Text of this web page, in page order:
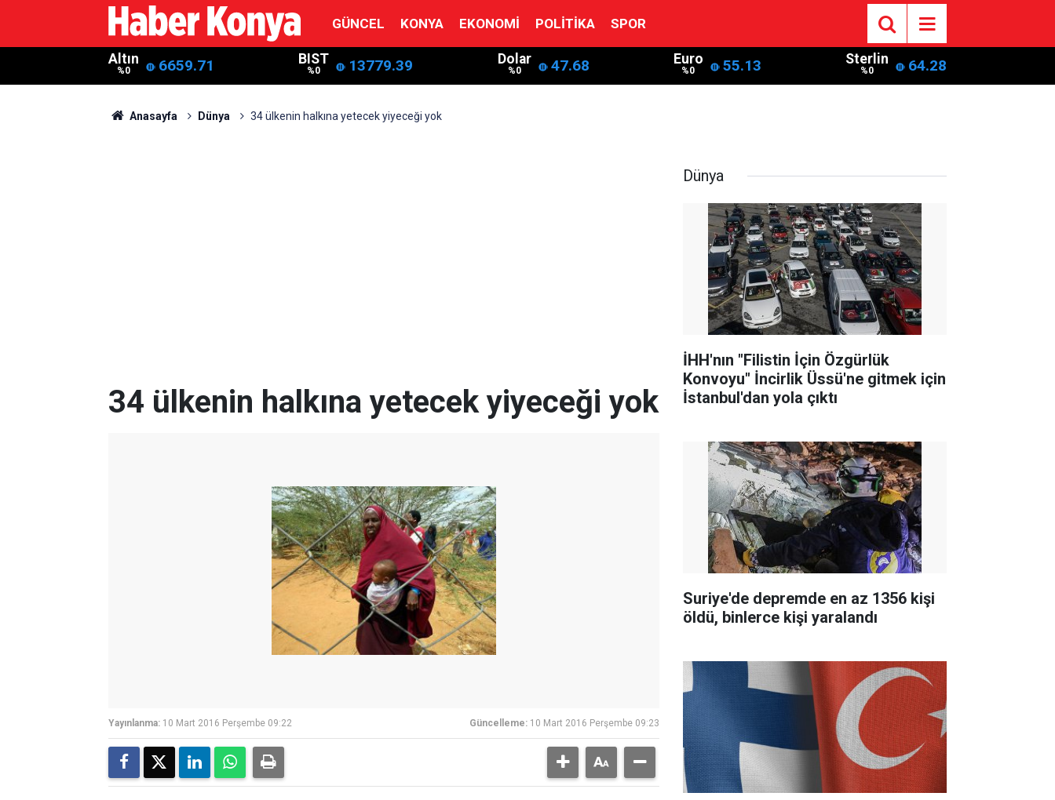
GÜNCEL KONYA EKONOMI POLITIKA SPOR
Altın
%0 6659.71 BIST
%0 13779.39 Dolar
%0 47.68 Euro
%0 55.13 Sterlin
%0 64.28
Anasayfa Dünya 34 ülkenin halkına yetecek yiyeceği yok
34 ülkenin halkına yetecek yiyeceği yok
Yayınlanma: 10 Mart 2016 Perşembe 09:22 Güncelleme: 10 Mart 2016 Perşembe 09:23
Dünya
İHH'nın "Filistin İçin Özgürlük
Konvoyu" İncirlik Üssü'ne gitmek için
İstanbul'dan yola çıktı
Suriye'de depremde en az 1356 kişi
öldü, binlerce kişi yaralandı